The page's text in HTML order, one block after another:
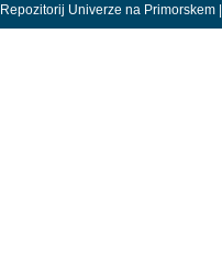
Repozitorij Univerze na Primorskem |